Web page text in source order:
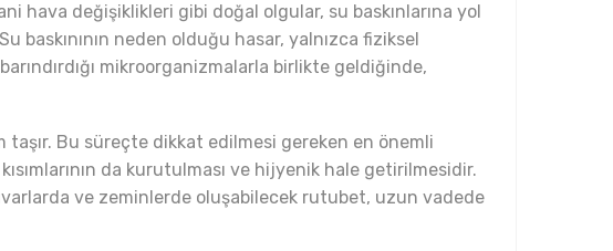
hava değişiklikleri gibi doğal olgular, su baskınlarına yol
neden olduğu hasar, yalnızca fiziksel
mikroorganizmalarla birlikte geldiğinde,
taşır. Bu süreçte dikkat edilmesi gereken en önemli
da kurutulması ve hijyenik hale getirilmesidir.
ve zeminlerde oluşabilecek rutubet, uzun vadede